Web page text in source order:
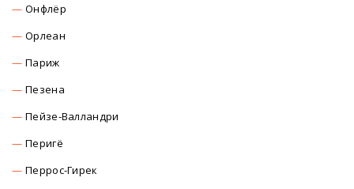
Онфлёр
Орлеан
Париж
Пезена
Пейзе-Валландри
Перигё
Перрос-Гирек